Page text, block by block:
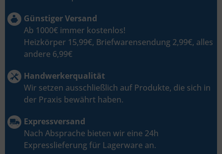
Günstiger Versand
Ab 1000€ immer kostenlos!
Heizkörper 15,99€, Briefwarensendung 2,99€, alles
andere 6,99€
Handwerkerqualität
Wir setzen ausschließlich auf Produkte, die sich in
der Praxis bewährt haben.
Expressversand
Nach Absprache bieten wir eine 24h
Expresslieferung für Lagerware an.